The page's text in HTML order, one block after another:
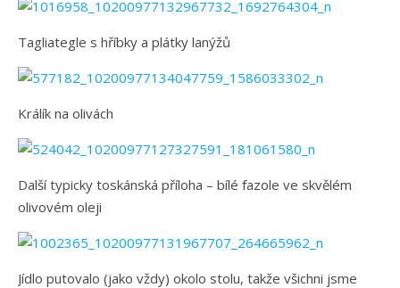
Tagliategle s hříbky a plátky lanýžů
Králík na olivách
Další typicky toskánská příloha – bílé fazole ve skvělém
olivovém oleji
Jídlo putovalo (jako vždy) okolo stolu, takže všichni jsme